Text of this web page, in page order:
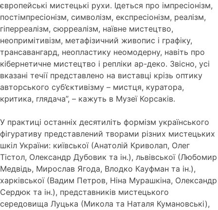
європейські мистецькі рухи. Ідеться про імпресіонізм,
постімпресіонізм, символізм, експресіонізм, реалізм,
гіперреалізм, сюрреалізм, наївне мистецтво,
неопримітивізм, метафізичний живопис і графіку,
трансавангард, неопластику неомодерну, навіть про
кібернетичне мистецтво і репліки ар-деко. Звісно, усі
вказані течії представлено на виставці крізь оптику
авторського суб’єктивізму – мистця, куратора,
критика, глядача”, – кажуть в Музеї Корсаків.
У практиці останніх десятиліть формізм українського
фігуративу представлений творами різних мистецьких
шкіл України: київської (Анатолій Криволап, Олег
Тістол, Олександр Дубовик та ін.), львівської (Любомир
Медвідь, Мирослав Ягода, Влодко Кауфман та ін.),
харківської (Вадим Петров, Ніна Мурашкіна, Олександр
Сердюк та ін.), представників мистецького
середовища Луцька (Микола та Наталя Кумановські),